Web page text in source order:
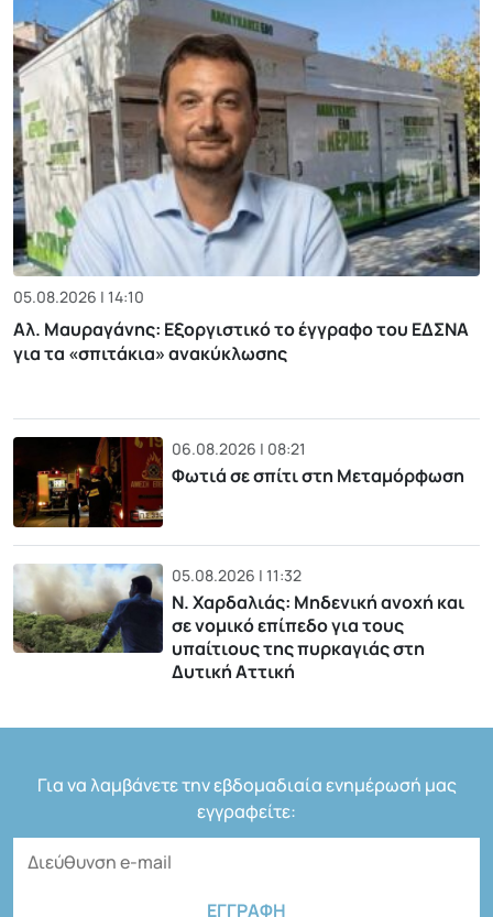
05.08.2026 | 14:10
Αλ. Μαυραγάνης: Εξοργιστικό το έγγραφο του ΕΔΣΝΑ
για τα «σπιτάκια» ανακύκλωσης
06.08.2026 | 08:21
Φωτιά σε σπίτι στη Μεταμόρφωση
05.08.2026 | 11:32
Ν. Χαρδαλιάς: Μηδενική ανοχή και
σε νομικό επίπεδο για τους
υπαίτιους της πυρκαγιάς στη
Δυτική Αττική
Για να λαμβάνετε την εβδομαδιαία ενημέρωσή μας
εγγραφείτε: